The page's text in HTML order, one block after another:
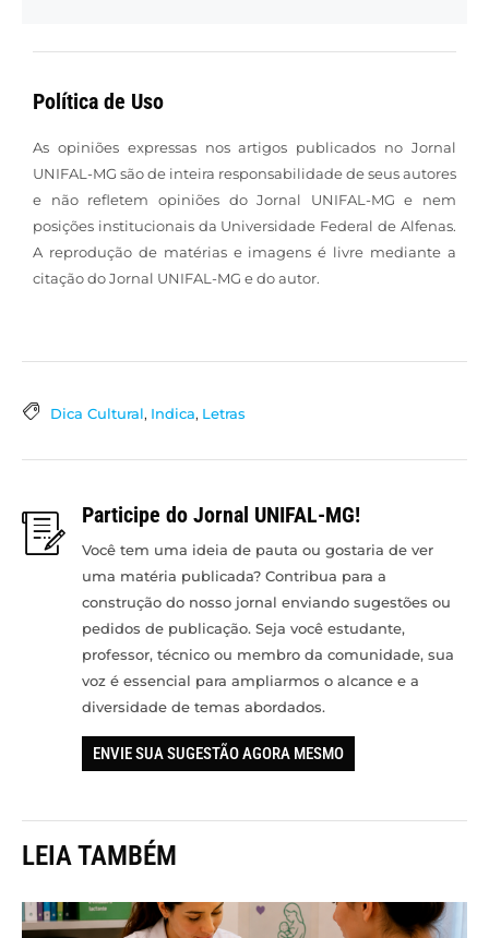
Política de Uso
As opiniões expressas nos artigos publicados no Jornal
UNIFAL-MG são de inteira responsabilidade de seus autores
e não refletem opiniões do Jornal UNIFAL-MG e nem
posições institucionais da Universidade Federal de Alfenas.
A reprodução de matérias e imagens é livre mediante a
citação do Jornal UNIFAL-MG e do autor.
Dica Cultural, Indica, Letras
Participe do Jornal UNIFAL-MG!
Você tem uma ideia de pauta ou gostaria de ver
uma matéria publicada? Contribua para a
construção do nosso jornal enviando sugestões ou
pedidos de publicação. Seja você estudante,
professor, técnico ou membro da comunidade, sua
voz é essencial para ampliarmos o alcance e a
diversidade de temas abordados.
ENVIE SUA SUGESTÃO AGORA MESMO
LEIA TAMBÉM